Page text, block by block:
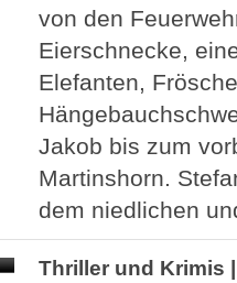
von den
Eierschnecke,
Elefanten,
Jakob bis zum
Martinshorn.
dem niedlichen
Thriller und Krimis